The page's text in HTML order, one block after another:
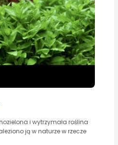
i wytrzymała roślina
ją w naturze w rzecze